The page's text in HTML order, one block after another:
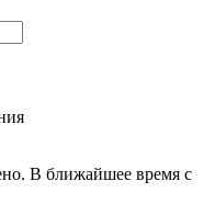
В ближайшее время с